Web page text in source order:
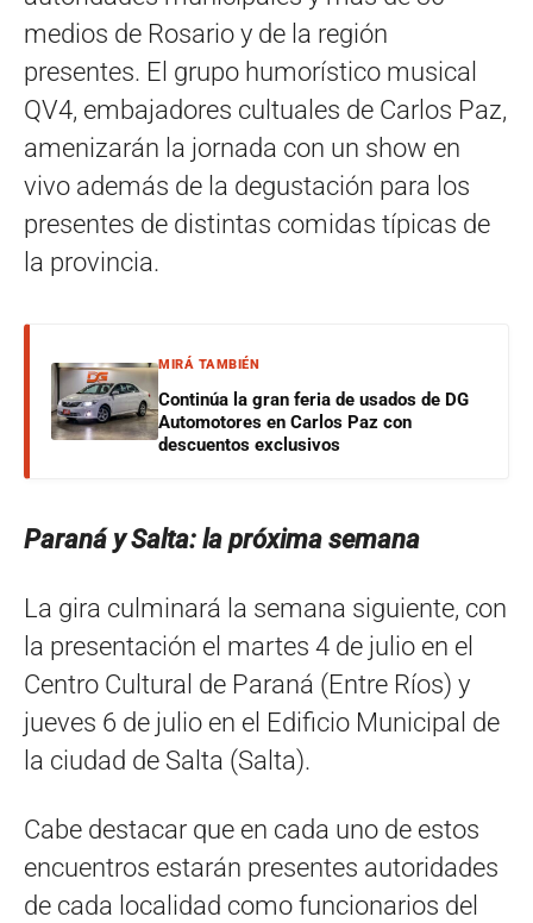
medios de Rosario y de la región
presentes. El grupo humorístico musical
QV4, embajadores cultuales de Carlos Paz,
amenizarán la jornada con un show en
vivo además de la degustación para los
presentes de distintas comidas típicas de
la provincia.
MIRÁ TAMBIÉN
Continúa la gran feria de usados de DG
Automotores en Carlos Paz con
descuentos exclusivos
Paraná y Salta: la próxima semana
La gira culminará la semana siguiente, con
la presentación el martes 4 de julio en el
Centro Cultural de Paraná (Entre Ríos) y
jueves 6 de julio en el Edificio Municipal de
la ciudad de Salta (Salta).
Cabe destacar que en cada uno de estos
encuentros estarán presentes autoridades
de cada localidad como funcionarios del